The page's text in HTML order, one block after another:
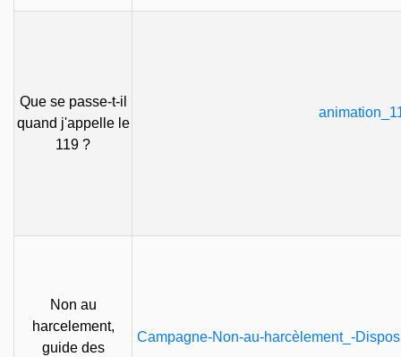
Que se passe-t-il
quand j'appelle le
119 ?
Non au
harcelement,
guide des
Campagne-Non-au-harcèlement_-